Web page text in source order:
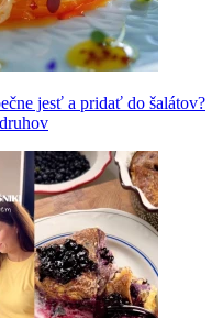
jesť a pridať do šalátov?